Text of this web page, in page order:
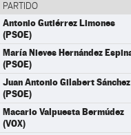
PARTIDO
Antonio Gutiérrez Limones
(PSOE)
María Nieves Hernández
(PSOE)
Juan Antonio Gilabert Sánchez
(PSOE)
Macario Valpuesta Bermúdez
(VOX)